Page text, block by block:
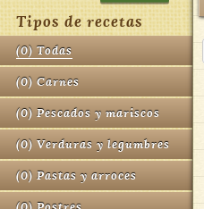
Tipos de recetas
(0) Todas
(0) Carnes
(0) Pescados y mariscos
(0) Verduras y legumbres
(0) Pastas y arroces